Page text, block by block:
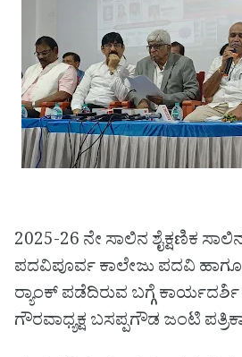
2025-26 ನೇ ಸಾಲಿನ ಶೈಕ್ಷಣಿಕ
ಪದವಿಪೂರ್ವ ಕಾಲೇಜು ಪದವಿ
ರ‌್ಯಾಂಕ್ ಪಡೆದಿರುವ ಬಗ್ಗೆ
ಗೌರವಾಧ್ಯಕ್ಷ ಬಸಪ್ಪಗೌಡ ಜಂಟಿ